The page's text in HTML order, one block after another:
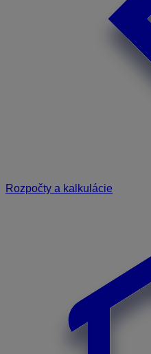
Rozpočty a kalkulácie